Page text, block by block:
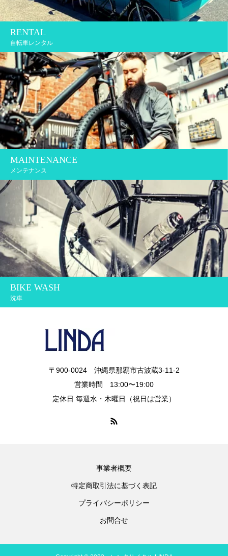
RENTAL
自転車レンタル
MAINTENANCE
メンテナンス
BIKE WASH
洗車
〒900-0024 沖縄県那覇市古波蔵3-11-2
営業時間 13:00〜19:00
定休日 毎週水・木曜日（祝日は営業）
事業者概要
特定商取引法に基づく表記
プライバシーポリシー
お問合せ